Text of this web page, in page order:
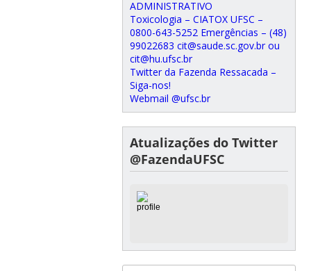
ADMINISTRATIVO
Toxicologia – CIATOX UFSC –
0800-643-5252 Emergências – (48)
99022683 cit@saude.sc.gov.br ou
cit@hu.ufsc.br
Twitter da Fazenda Ressacada –
Siga-nos!
Webmail @ufsc.br
Atualizações do Twitter
@FazendaUFSC